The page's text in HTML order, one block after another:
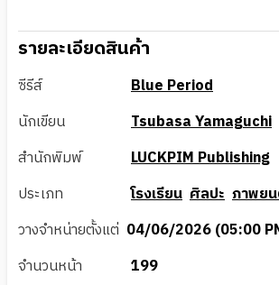
รายละเอียดสินค้า
ซีรีส์
Blue Period
นักเขียน
Tsubasa Yamaguchi
สำนักพิมพ์
LUCKPIM Publishing
ประเภท
โรงเรียน ศิลปะ ภาพยน
วางจำหน่ายตั้งแต่ 04/06/2026 (05:00
จำนวนหน้า
199